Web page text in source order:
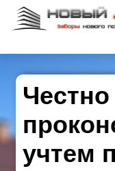
Честно
учтем